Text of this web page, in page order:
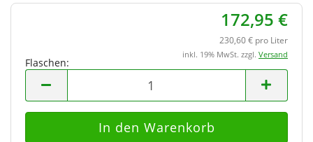
172,95 €
230,60 € pro Liter
inkl. 19% MwSt. zzgl. Versand
Flaschen:
Flaschen